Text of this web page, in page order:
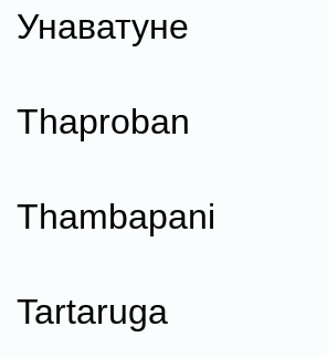
Унаватуне
Thaproban
Thambapani
Tartaruga